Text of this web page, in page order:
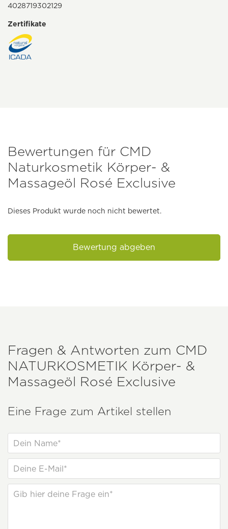
4028719302129
Zertifikate
Bewertungen für CMD
Naturkosmetik Körper- &
Massageöl Rosé Exclusive
Dieses Produkt wurde noch nicht bewertet.
Bewertung abgeben
Fragen & Antworten zum CMD
NATURKOSMETIK Körper- &
Massageöl Rosé Exclusive
Eine Frage zum Artikel stellen